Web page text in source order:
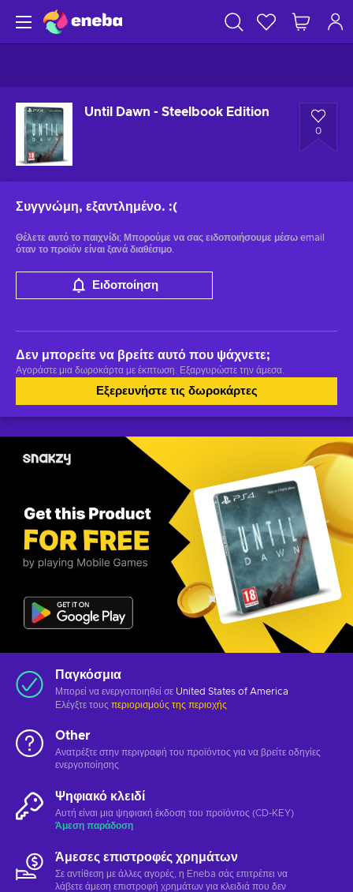
Until Dawn - Steelbook Edition
0
Συγγνώμη, εξαντλημένο. :(
Θέλετε αυτό το παιχνίδι; Μπορούμε να σας ειδοποιήσουμε μέσω email
όταν το προϊόν είναι ξανά διαθέσιμο.
Ειδοποίηση
Δεν μπορείτε να βρείτε αυτό που ψάχνετε;
Αγοράστε μια δωροκάρτα με έκπτωση. Εξαργυρώστε την άμεσα.
Εξερευνήστε τις δωροκάρτες
Παγκόσμια
Μπορεί να ενεργοποιηθεί σε United States of America
Ελέγξτε τους περιορισμούς της περιοχής
Other
Ανατρέξτε στην περιγραφή του προϊόντος για να βρείτε οδηγίες
ενεργοποίησης
Ψηφιακό κλειδί
Αυτή είναι μια ψηφιακή έκδοση του προϊόντος (CD-KEY)
Άμεση παράδοση
Άμεσες επιστροφές χρημάτων
Σε αντίθεση με άλλες αγορές, η Eneba σάς επιτρέπει να
λάβετε άμεση επιστροφή χρημάτων για κλειδιά που δεν